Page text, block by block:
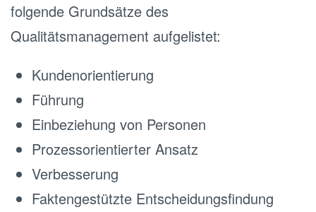
folgende Grundsätze des
Qualitätsmanagement aufgelistet:
Kundenorientierung
Führung
Einbeziehung von Personen
Prozessorientierter Ansatz
Verbesserung
Faktengestützte Entscheidungsfindung